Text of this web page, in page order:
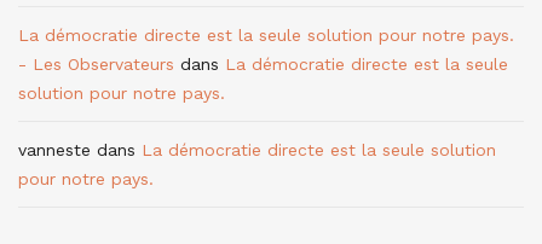
La démocratie directe est la seule solution pour notre pays.
- Les Observateurs dans La démocratie directe est la seule
solution pour notre pays.
vanneste dans La démocratie directe est la seule solution
pour notre pays.